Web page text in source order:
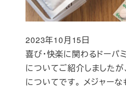
喜び・快楽に関わるドーパ
についてご紹介しましたが
についてです。 メジャー
投稿日
2023年10月15日